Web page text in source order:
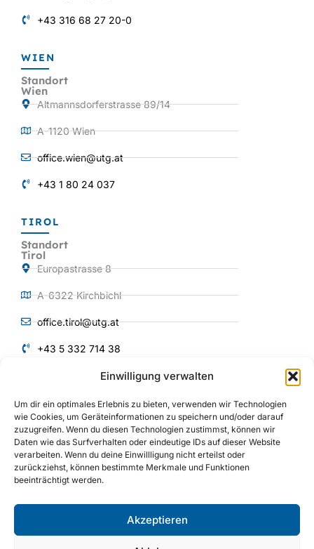
Einwilligung verwalten
Um dir ein optimales Erlebnis zu bieten, verwenden wir Technologien
wie Cookies, um Geräteinformationen zu speichern und/oder darauf
zuzugreifen. Wenn du diesen Technologien zustimmst, können wir
Daten wie das Surfverhalten oder eindeutige IDs auf dieser Website
verarbeiten. Wenn du deine Einwillligung nicht erteilst oder
zurückziehst, können bestimmte Merkmale und Funktionen
beeinträchtigt werden.
Akzeptieren
+43 316 68 27 20-0
WIEN
Standort
Wien
Altmannsdorferstrasse 89/14
A-1120 Wien
office.wien@utg.at
+43 1 80 24 037
TIROL
Standort
Tirol
Europastrasse 8
A-6322 Kirchbichl
office.tirol@utg.at
+43 5 332 714 38
Produkte und
Services
Über uns
Anlagenbau
Maschinenbau
n o i